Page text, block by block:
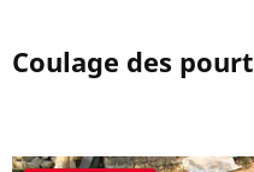
Coulage des